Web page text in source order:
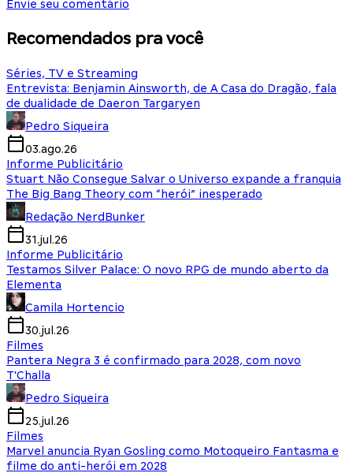
Envie seu comentário
Recomendados pra você
Séries, TV e Streaming
Entrevista: Benjamin Ainsworth, de A Casa do Dragão, fala
de dualidade de Daeron Targaryen
Pedro Siqueira
03.ago.26
Informe Publicitário
Stuart Não Consegue Salvar o Universo expande a franquia
The Big Bang Theory com “herói” inesperado
Redação NerdBunker
31.jul.26
Informe Publicitário
Testamos Silver Palace: O novo RPG de mundo aberto da
Elementa
Camila Hortencio
30.jul.26
Filmes
Pantera Negra 3 é confirmado para 2028, com novo
T'Challa
Pedro Siqueira
25.jul.26
Filmes
Marvel anuncia Ryan Gosling como Motoqueiro Fantasma e
filme do anti-herói em 2028